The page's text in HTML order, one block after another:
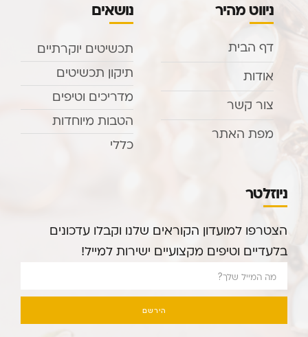
ניווט מהיר
דף הבית
אודות
צור קשר
מפת האתר
נושאים
תכשיטים יוקרתיים
תיקון תכשיטים
מדריכים וטיפים
הטבות מיוחדות
כללי
ניוזלטר
הצטרפו למועדון הקוראים שלנו וקבלו עדכונים
בלעדיים וטיפים מקצועיים ישירות למייל!
הירשם